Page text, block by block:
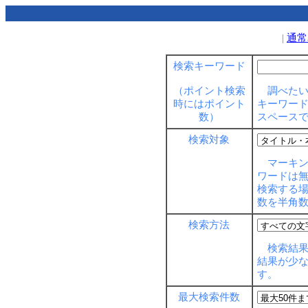
| 通
検索キーワード
（ポイント検索
時にはポイント
数）
調べたい
キーワー
スペース
検索対象
マーキン
ワードは
検索する
数を半角
検索方法
検索結果
結果が少
す。
最大検索件数